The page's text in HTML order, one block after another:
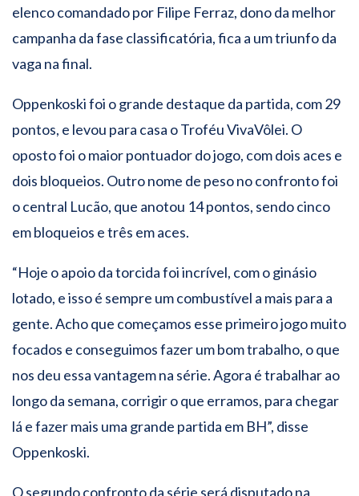
elenco comandado por Filipe Ferraz, dono da melhor
campanha da fase classificatória, fica a um triunfo da
vaga na final.
Oppenkoski foi o grande destaque da partida, com 29
pontos, e levou para casa o Troféu VivaVôlei. O
oposto foi o maior pontuador do jogo, com dois aces e
dois bloqueios. Outro nome de peso no confronto foi
o central Lucão, que anotou 14 pontos, sendo cinco
em bloqueios e três em aces.
“Hoje o apoio da torcida foi incrível, com o ginásio
lotado, e isso é sempre um combustível a mais para a
gente. Acho que começamos esse primeiro jogo muito
focados e conseguimos fazer um bom trabalho, o que
nos deu essa vantagem na série. Agora é trabalhar ao
longo da semana, corrigir o que erramos, para chegar
lá e fazer mais uma grande partida em BH”, disse
Oppenkoski.
O segundo confronto da série será disputado na